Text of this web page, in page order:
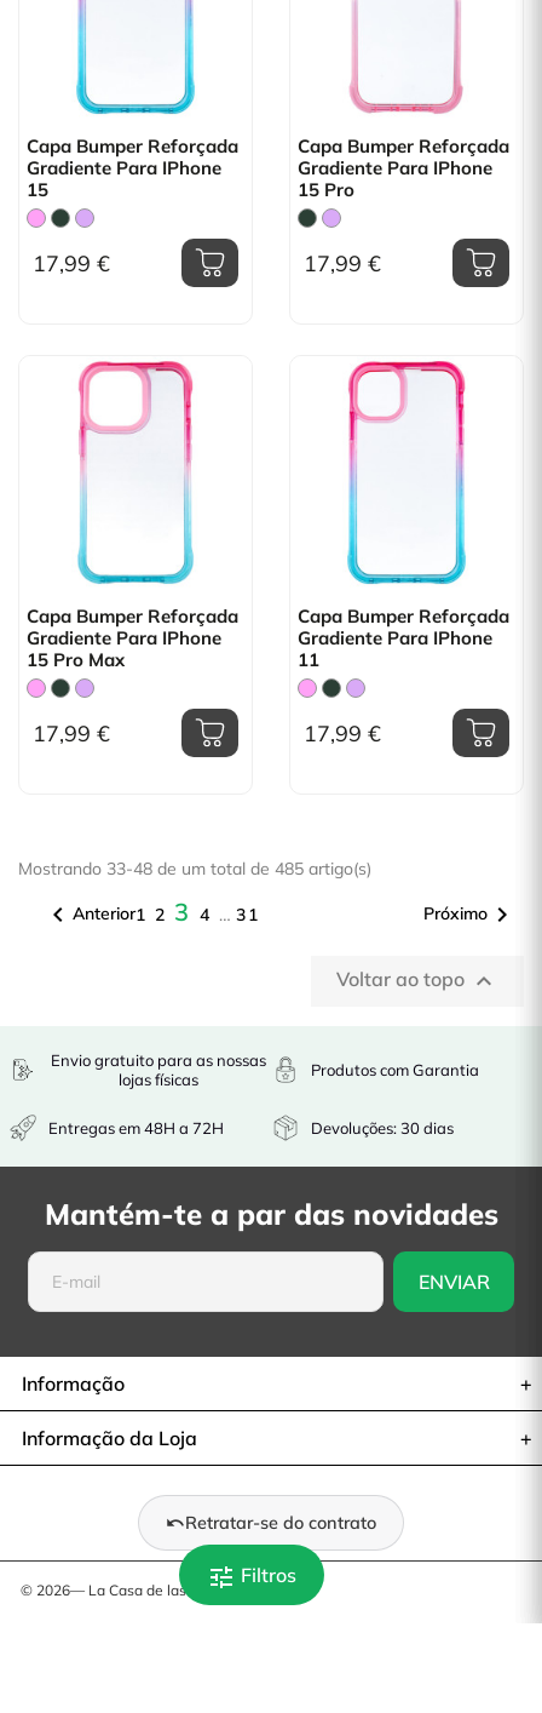
tune Filtros
Capa Bumper Reforçada
Gradiente Para IPhone
15
17,99 €
Capa Bumper Reforçada
Gradiente Para IPhone
15 Pro
17,99 €
Capa Bumper Reforçada
Gradiente Para IPhone
15 Pro Max
17,99 €
Capa Bumper Reforçada
Gradiente Para IPhone
11
17,99 €
Mostrando 33-48 de um total de 485 artigo(s)
 Anterior1 2 3 4 … 31 Próximo 
Voltar ao topo 
Envio gratuito para as nossas
lojas físicas
Entregas em 48H a 72H
Produtos com Garantia
Devoluções: 30 dias
Mantém-te a par das novidades
Informação
Informação da Loja
Retratar-se do contrato
© 2026— La Casa de las Carcasas